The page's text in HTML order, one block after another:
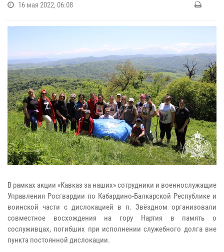
16 мая 2022, 06:08
В рамках акции «Кавказ за наших» сотрудники и военнослужащие
Управления Росгвардии по Кабардино-Балкарской Республике и
воинской части с дислокацией в п. Звёздном организовали
совместное восхождения на гору Нартия в память о
сослуживцах, погибших при исполнении служебного долга вне
пункта постоянной дислокации.